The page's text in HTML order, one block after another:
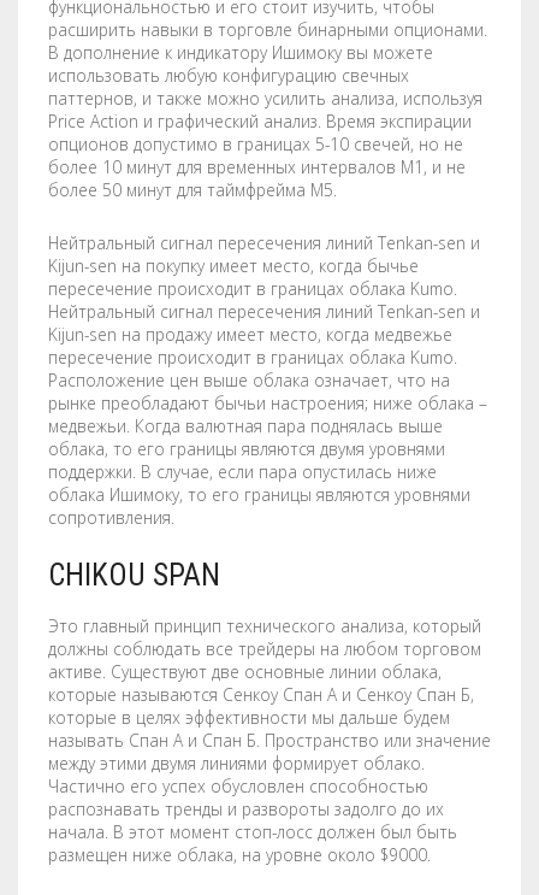
функциональностью и его стоит изучить, чтобы
расширить навыки в торговле бинарными опционами.
В дополнение к индикатору Ишимоку вы можете
использовать любую конфигурацию свечных
паттернов, и также можно усилить анализа, используя
Price Action и графический анализ. Время экспирации
опционов допустимо в границах 5-10 свечей, но не
более 10 минут для временных интервалов М1, и не
более 50 минут для таймфрейма М5.
Нейтральный сигнал пересечения линий Tenkan-sen и
Kijun-sen на покупку имеет место, когда бычье
пересечение происходит в границах облака Kumo.
Нейтральный сигнал пересечения линий Tenkan-sen и
Kijun-sen на продажу имеет место, когда медвежье
пересечение происходит в границах облака Kumo.
Расположение цен выше облака означает, что на
рынке преобладают бычьи настроения; ниже облака –
медвежьи. Когда валютная пара поднялась выше
облака, то его границы являются двумя уровнями
поддержки. В случае, если пара опустилась ниже
облака Ишимоку, то его границы являются уровнями
сопротивления.
CHIKOU SPAN
Это главный принцип технического анализа, который
должны соблюдать все трейдеры на любом торговом
активе. Существуют две основные линии облака,
которые называются Сенкоу Спан А и Сенкоу Спан Б,
которые в целях эффективности мы дальше будем
называть Спан А и Спан Б. Пространство или значение
между этими двумя линиями формирует облако.
Частично его успех обусловлен способностью
распознавать тренды и развороты задолго до их
начала. В этот момент стоп-лосс должен был быть
размещен ниже облака, на уровне около $9000.